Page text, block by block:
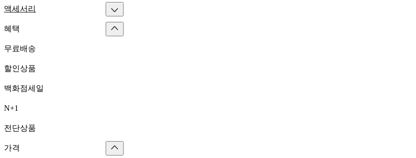
액세서리
혜택
무료배송
할인상품
백화점세일
N+1
전단상품
가격